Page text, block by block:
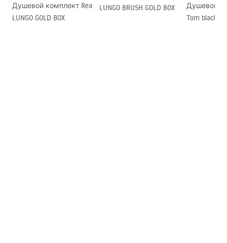
стекла
Душевой комплект Rea
LUNGO GOLD BOX
LUNGO BRUSH GOLD BOX
Душевой
Tom black